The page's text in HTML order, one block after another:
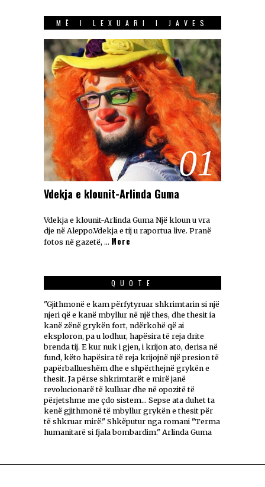
MË I LEXUARI I JAVES
01
Vdekja e klounit-Arlinda Guma
Vdekja e klounit-Arlinda Guma Një kloun u vra
dje në Aleppo.Vdekja e tij u raportua live. Pranë
fotos në gazetë, … More
QUOTE
"Gjithmonë e kam përfytyruar shkrimtarin si një
njeri që e kanë mbyllur në një thes, dhe thesit ia
kanë zënë grykën fort, ndërkohë që ai
eksploron, pa u lodhur, hapësira të reja drite
brenda tij. E kur nuk i gjen, i krijon ato, derisa në
fund, këto hapësira të reja krijojnë një presion të
papërballueshëm dhe e shpërthejnë grykën e
thesit. Ja përse shkrimtarët e mirë janë
revolucionarë të kulluar dhe në opozitë të
përjetshme me çdo sistem... Sepse ata duhet ta
kenë gjithmonë të mbyllur grykën e thesit për
të shkruar mirë." Shkëputur nga romani "Terma
humanitarë si fjala bombardim." Arlinda Guma